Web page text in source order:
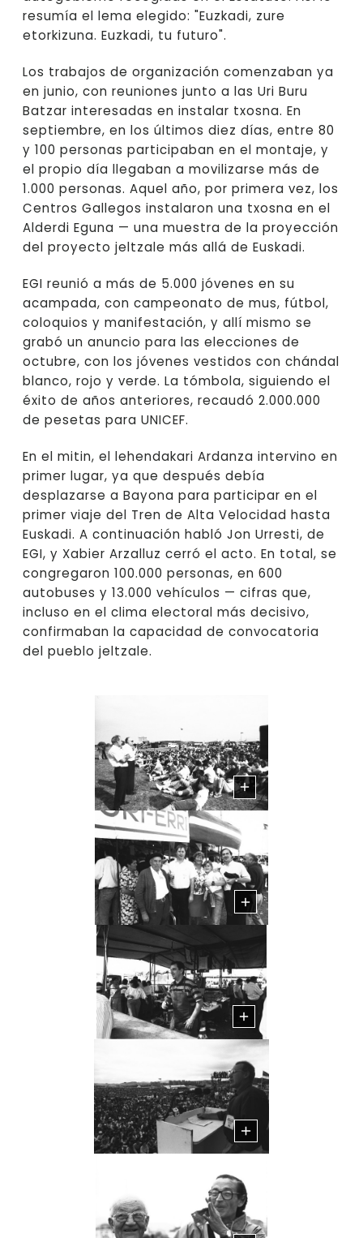
resumía el lema elegido: "Euzkadi, zure
etorkizuna. Euzkadi, tu futuro".
Los trabajos de organización comenzaban ya
en junio, con reuniones junto a las Uri Buru
Batzar interesadas en instalar txosna. En
septiembre, en los últimos diez días, entre 80
y 100 personas participaban en el montaje, y
el propio día llegaban a movilizarse más de
1.000 personas. Aquel año, por primera vez, los
Centros Gallegos instalaron una txosna en el
Alderdi Eguna — una muestra de la proyección
del proyecto jeltzale más allá de Euskadi.
EGI reunió a más de 5.000 jóvenes en su
acampada, con campeonato de mus, fútbol,
coloquios y manifestación, y allí mismo se
grabó un anuncio para las elecciones de
octubre, con los jóvenes vestidos con chándal
blanco, rojo y verde. La tómbola, siguiendo el
éxito de años anteriores, recaudó 2.000.000
de pesetas para UNICEF.
En el mitin, el lehendakari Ardanza intervino en
primer lugar, ya que después debía
desplazarse a Bayona para participar en el
primer viaje del Tren de Alta Velocidad hasta
Euskadi. A continuación habló Jon Urresti, de
EGI, y Xabier Arzalluz cerró el acto. En total, se
congregaron 100.000 personas, en 600
autobuses y 13.000 vehículos — cifras que,
incluso en el clima electoral más decisivo,
confirmaban la capacidad de convocatoria
del pueblo jeltzale.